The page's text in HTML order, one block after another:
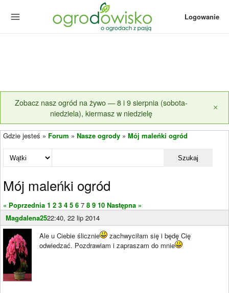
Logowanie
Zobacz nasz ogród na żywo — 8 i 9 sierpnia (sobota-
niedziela), kiermasz w niedzielę
×
Gdzie jesteś » Forum » Nasze ogrody » Mój maleńki ogród
Szukaj
Mój maleńki ogród
« Poprzednia 1 2 3 4 5 6 7 8 9 10 Następna »
Magdalena2522:40, 22 lip 2014
Ale u Ciebie ślicznie
zachwyciłam się i będę Cię
odwiedzać. Pozdrawiam i zapraszam do mnie